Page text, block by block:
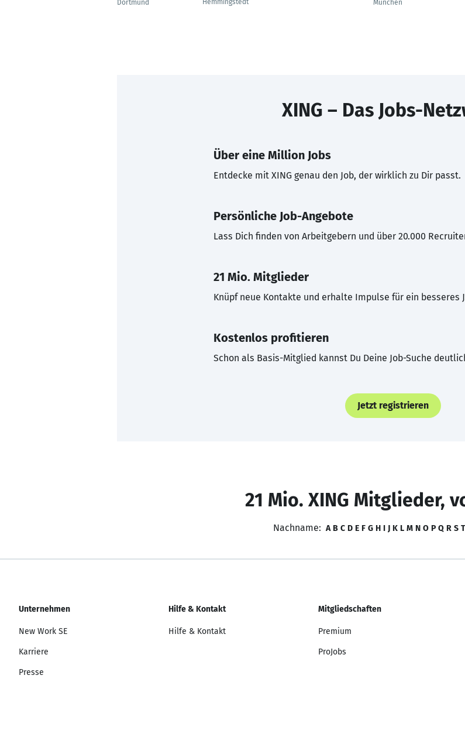
Dortmund
Hemmingstedt
München
XING – Das Jobs-
Über eine Million Jobs
Entdecke mit XING genau den Job, der wirklich zu Dir passt.
Persönliche Job-Angebote
Lass Dich finden von Arbeitgebern und über 20.000
21 Mio. Mitglieder
Knüpf neue Kontakte und erhalte Impulse für ein besseres
Kostenlos profitieren
Schon als Basis-Mitglied kannst Du Deine Job-Suche
Jetzt registrieren
21 Mio. XING Mitglieder,
Nachname: A B C D E F G H I J K L M N O P Q R S T
Unternehmen
New Work SE
Karriere
Presse
Hilfe & Kontakt
Hilfe & Kontakt
Mitgliedschaften
Premium
ProJobs